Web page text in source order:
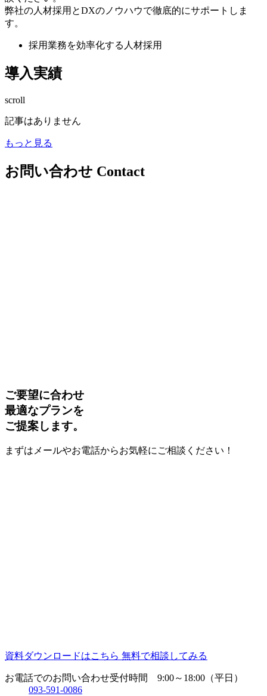
弊社の人材採用とDXのノウハウで徹底的にサポートしま
す。
採用業務を効率化する人材採用
導入実績
scroll
記事はありません
もっと見る
お問い合わせ Contact
ご要望に合わせ
最適なプランを
ご提案します。
まずはメールやお電話からお気軽にご相談ください！
資料ダウンロードはこちら 無料で相談してみる
お電話でのお問い合わせ受付時間 9:00～18:00（平日）
093-591-0086